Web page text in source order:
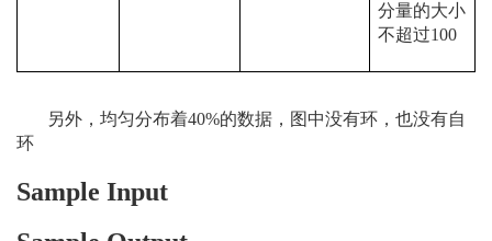
分量的大小
不超过100
另外，均匀分布着40%的数据，图中没有环，也没有自
环
Sample Input